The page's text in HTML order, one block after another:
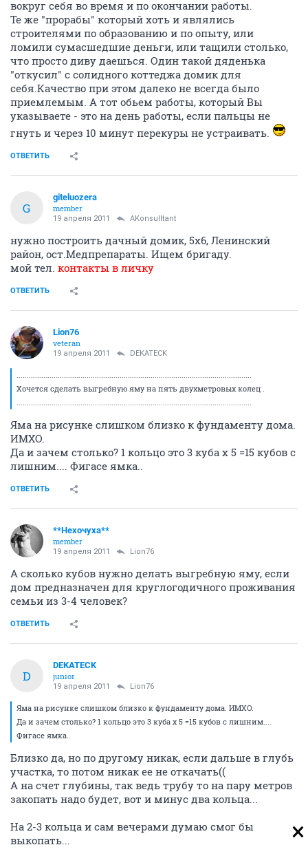
вокруг себя во время и по окончании работы.
Те же "прорабы" который хоть и являлись
строителями по образованию и по опыту, или
ломили сумасшедшие деньги, или тащили столько,
что просто диву даешься. Один такой дяденька
"откусил" с солидного коттеджа домик для
себя.Качество при этом далеко не всегда было
приемлемым. А тот обьем работы, который Вы
указываете - это на день работы, если пальцы не
гнуть и через 10 минут перекуры не устраивать.
ОТВЕТИТЬ
G
giteluozera
member
19 апреля 2011 AKonsulltant
нужно построить дачный домик, 5х6, Ленинский
район, ост.Медпрепараты. Ищем бригаду.
мой тел. контакты в личку
ОТВЕТИТЬ
Lion76
veteran
19 апреля 2011 DEKATECK
..................................................................................................................
Хочется сделать выгребную яму на пять двухметровых колец .
..................................................................................................................
Яма на рисунке слишком близко к фундаменту дома.
ИМХО.
Да и зачем столько? 1 кольцо это 3 куба х 5 =15 кубов с
лишним.... Фигасе ямка..
ОТВЕТИТЬ
**Нехочуха**
member
19 апреля 2011 Lion76
А сколько кубов нужно делать выгребную яму, если
дом предназначен для круглогодичного проживания
семьи из 3-4 человек?
ОТВЕТИТЬ
D
DEKATECK
junior
19 апреля 2011 Lion76
Яма на рисунке слишком близко к фундаменту дома. ИМХО.
Да и зачем столько? 1 кольцо это 3 куба х 5 =15 кубов с лишним....
Фигасе ямка..
Близко да, но по другому никак, если дальше в глубь
участка, то потом никак ее не откачать((
А на счет глубины, так ведь трубу то на пару метров
закопать надо будет, вот и минус два кольца...
На 2-3 кольца и сам вечерами думаю смог бы
выкопать...